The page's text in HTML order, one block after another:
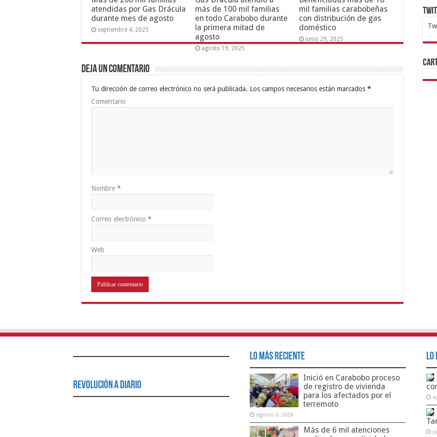
atendidas por Gas Drácula
durante mes de agosto
septiembre 4, 2025
más de 100 mil familias
en todo Carabobo durante
la primera mitad de
agosto
agosto 19, 2025
mil familias carabobeñas
con distribución de gas
doméstico
junio 29, 2025
Deja un comentario
Tu dirección de correo electrónico no será publicada. Los campos necesarios están marcados *
Comentario
Nombre *
Correo electrónico *
Web
Revolución a Diario
Lo Más Reciente
Inició en Carabobo proceso
de registro de vivienda
para los afectados por el
terremoto
agosto 6, 2026
Más de 6 mil atenciones
Lo